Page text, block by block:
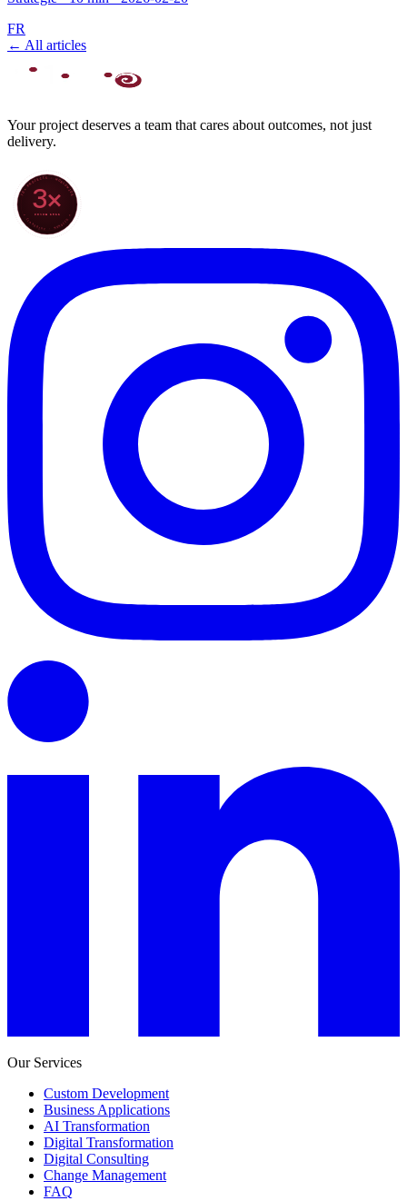
FR
← All articles
Your project deserves a team that cares about outcomes, not just
delivery.
70+ PROJECTS · WORLDWIDE
★ CLARODIGI · MOROCCO ★
3×
SINCE 2022
Our Services
Custom Development
Business Applications
AI Transformation
Digital Transformation
Digital Consulting
Change Management
FAQ